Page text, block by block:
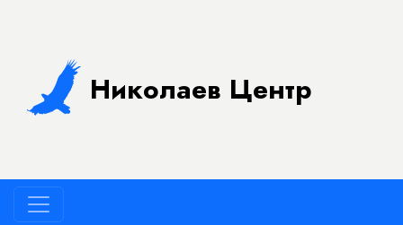
Николаев Центр